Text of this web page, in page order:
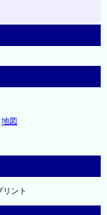
地図
リント